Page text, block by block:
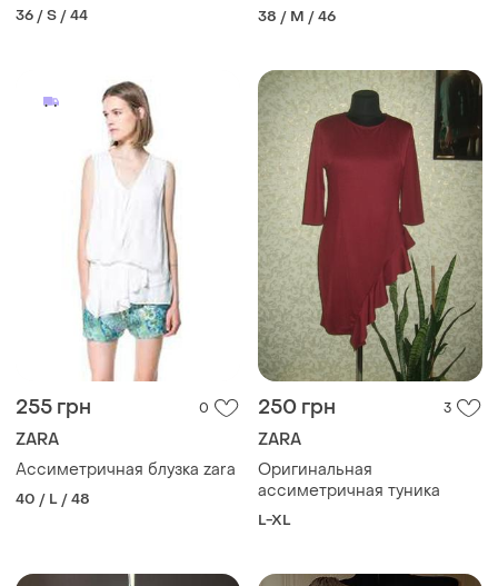
36 / S / 44 38 / M / 46
255 грн 0
ZARA
Ассиметричная блузка zara
40 / L / 48
250 грн 3
ZARA
Оригинальная
ассиметричная туника
L-XL